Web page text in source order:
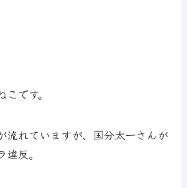
です。
流れていますが、国分太一さんが
反。